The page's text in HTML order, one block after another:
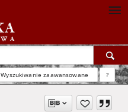
Wyszukiwanie zaawansowane ?